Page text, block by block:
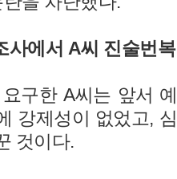
에서 A씨 진술번복
구한 A씨는 앞서
강제성이 없었고,
것이다.